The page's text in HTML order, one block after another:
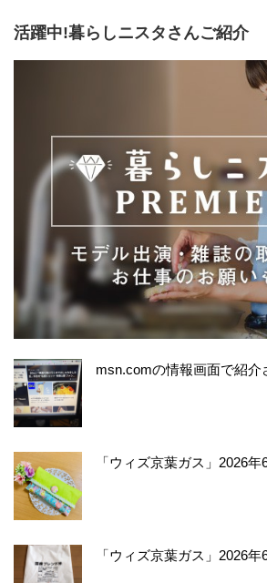
活躍中!暮らしニスタさんご紹介
msn.comの情報画面で紹介
「ウィズ京葉ガス」2026
「ウィズ京葉ガス」2026